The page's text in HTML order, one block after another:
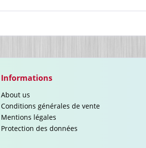
Informations
About us
Conditions générales de vente
Mentions légales
Protection des données